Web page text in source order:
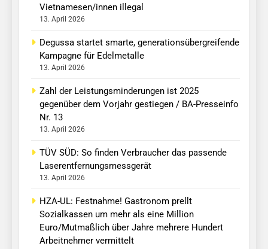
Vietnamesen/innen illegal
13. April 2026
Degussa startet smarte, generationsübergreifende
Kampagne für Edelmetalle
13. April 2026
Zahl der Leistungsminderungen ist 2025
gegenüber dem Vorjahr gestiegen / BA-Presseinfo
Nr. 13
13. April 2026
TÜV SÜD: So finden Verbraucher das passende
Laserentfernungsmessgerät
13. April 2026
HZA-UL: Festnahme! Gastronom prellt
Sozialkassen um mehr als eine Million
Euro/Mutmaßlich über Jahre mehrere Hundert
Arbeitnehmer vermittelt